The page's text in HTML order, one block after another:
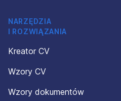
NARZĘDZIA
I ROZWIĄZANIA
Kreator CV
Wzory CV
Wzory dokumentów